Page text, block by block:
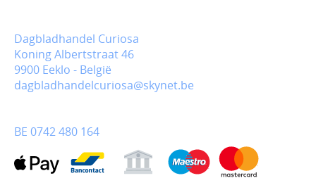
Dagbladhandel Curiosa
Koning Albertstraat 46
9900 Eeklo - België
dagbladhandelcuriosa@skynet.be
BE 0742 480 164